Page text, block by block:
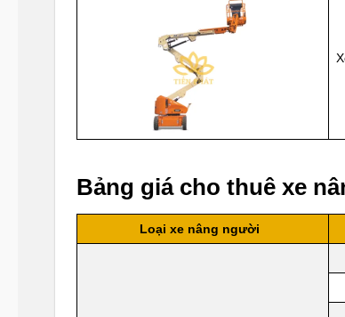
Bảng giá cho thuê xe
Loại xe nâng người